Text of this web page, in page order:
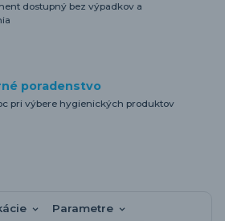
dostupný bez výpadkov a
poradenstvo
pri výbere hygienických produktov
Parametre